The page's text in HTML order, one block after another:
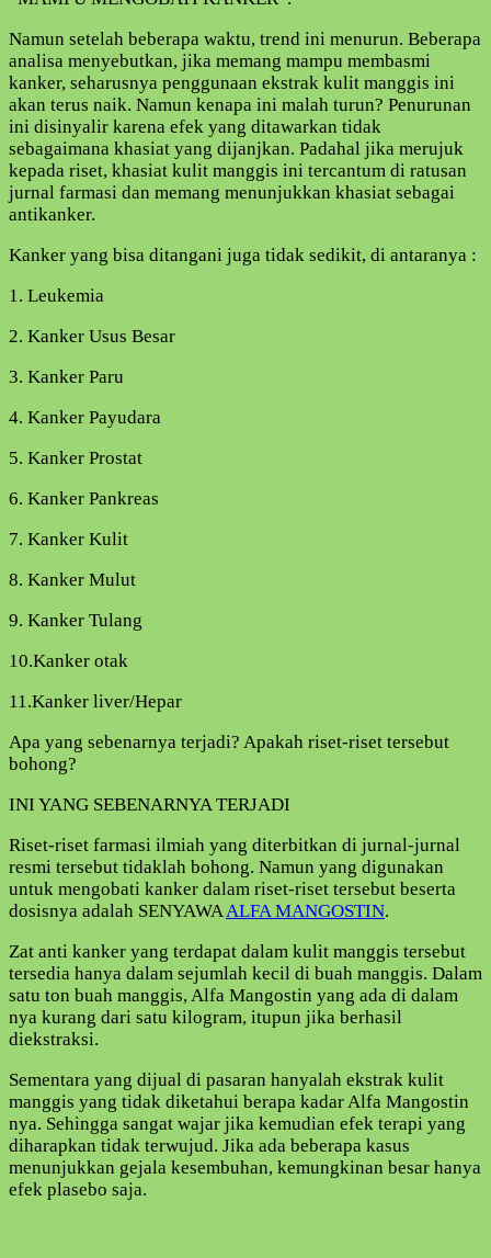
MURAH
Namun setelah beberapa waktu, trend ini menurun. Beberapa
analisa menyebutkan, jika memang mampu membasmi
kanker, seharusnya penggunaan ekstrak kulit manggis ini
akan terus naik. Namun kenapa ini malah turun? Penurunan
ini disinyalir karena efek yang ditawarkan tidak
sebagaimana khasiat yang dijanjkan. Padahal jika merujuk
kepada riset, khasiat kulit manggis ini tercantum di ratusan
jurnal farmasi dan memang menunjukkan khasiat sebagai
antikanker.
Kanker yang bisa ditangani juga tidak sedikit, di antaranya :
1. Leukemia
2. Kanker Usus Besar
3. Kanker Paru
4. Kanker Payudara
5. Kanker Prostat
6. Kanker Pankreas
7. Kanker Kulit
8. Kanker Mulut
9. Kanker Tulang
10.Kanker otak
11.Kanker liver/Hepar
Apa yang sebenarnya terjadi? Apakah riset-riset tersebut
bohong?
INI YANG SEBENARNYA TERJADI
Riset-riset farmasi ilmiah yang diterbitkan di jurnal-jurnal
resmi tersebut tidaklah bohong. Namun yang digunakan
untuk mengobati kanker dalam riset-riset tersebut beserta
dosisnya adalah SENYAWAALFA MANGOSTIN.
Zat anti kanker yang terdapat dalam kulit manggis tersebut
tersedia hanya dalam sejumlah kecil di buah manggis. Dalam
satu ton buah manggis, Alfa Mangostin yang ada di dalam
nya kurang dari satu kilogram, itupun jika berhasil
diekstraksi.
Sementara yang dijual di pasaran hanyalah ekstrak kulit
manggis yang tidak diketahui berapa kadar Alfa Mangostin
nya. Sehingga sangat wajar jika kemudian efek terapi yang
diharapkan tidak terwujud. Jika ada beberapa kasus
menunjukkan gejala kesembuhan, kemungkinan besar hanya
efek plasebo saja.